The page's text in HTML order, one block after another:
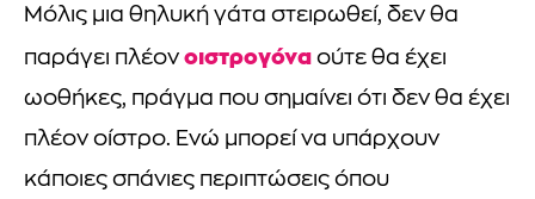
Μόλις μια θηλυκή γάτα στειρωθεί, δεν θα
παράγει πλέον οιστρογόνα ούτε θα έχει
ωοθήκες, πράγμα που σημαίνει ότι δεν θα έχει
πλέον οίστρο. Ενώ μπορεί να υπάρχουν
κάποιες σπάνιες περιπτώσεις όπου